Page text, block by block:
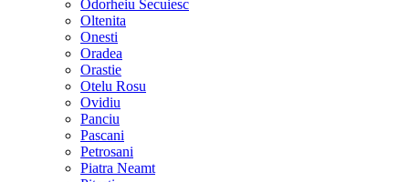
Odorheiu Secuiesc
Oltenita
Onesti
Oradea
Orastie
Otelu Rosu
Ovidiu
Panciu
Pascani
Petrosani
Piatra Neamt